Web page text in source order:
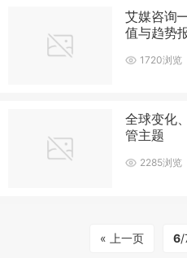
艾媒咨询
值与趋势
1720浏览
全球变化
管主题
2285浏览
« 上一页 6/